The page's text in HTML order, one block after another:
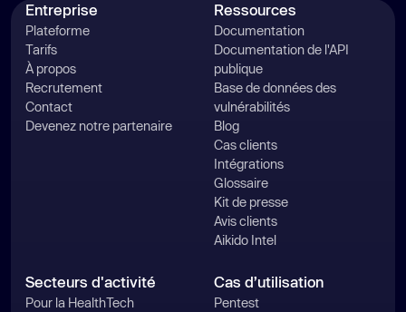
Entreprise
Plateforme
Tarifs
À propos
Recrutement
Contact
Devenez notre partenaire
Ressources
Documentation
Documentation de l'API
publique
Base de données des
vulnérabilités
Blog
Cas clients
Intégrations
Glossaire
Kit de presse
Avis clients
Aikido Intel
Secteurs d'activité
Pour la HealthTech
Cas d’utilisation
Pentest